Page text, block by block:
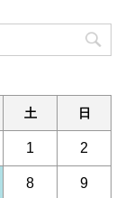
土 日
1 2
8 9